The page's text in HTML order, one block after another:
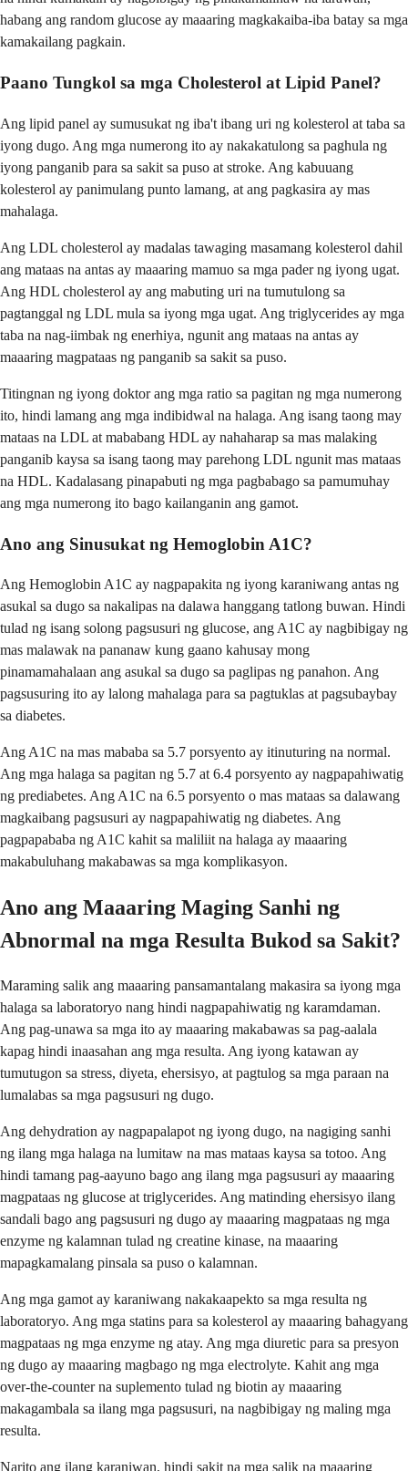
habang ang random glucose ay maaaring magkakaiba-iba batay sa mga
kamakailang pagkain.
Paano Tungkol sa mga Cholesterol at Lipid Panel?
Ang lipid panel ay sumusukat ng iba't ibang uri ng kolesterol at taba sa
iyong dugo. Ang mga numerong ito ay nakakatulong sa paghula ng
iyong panganib para sa sakit sa puso at stroke. Ang kabuuang
kolesterol ay panimulang punto lamang, at ang pagkasira ay mas
mahalaga.
Ang LDL cholesterol ay madalas tawaging masamang kolesterol dahil
ang mataas na antas ay maaaring mamuo sa mga pader ng iyong ugat.
Ang HDL cholesterol ay ang mabuting uri na tumutulong sa
pagtanggal ng LDL mula sa iyong mga ugat. Ang triglycerides ay mga
taba na nag-iimbak ng enerhiya, ngunit ang mataas na antas ay
maaaring magpataas ng panganib sa sakit sa puso.
Titingnan ng iyong doktor ang mga ratio sa pagitan ng mga numerong
ito, hindi lamang ang mga indibidwal na halaga. Ang isang taong may
mataas na LDL at mababang HDL ay nahaharap sa mas malaking
panganib kaysa sa isang taong may parehong LDL ngunit mas mataas
na HDL. Kadalasang pinapabuti ng mga pagbabago sa pamumuhay
ang mga numerong ito bago kailanganin ang gamot.
Ano ang Sinusukat ng Hemoglobin A1C?
Ang Hemoglobin A1C ay nagpapakita ng iyong karaniwang antas ng
asukal sa dugo sa nakalipas na dalawa hanggang tatlong buwan. Hindi
tulad ng isang solong pagsusuri ng glucose, ang A1C ay nagbibigay ng
mas malawak na pananaw kung gaano kahusay mong
pinamamahalaan ang asukal sa dugo sa paglipas ng panahon. Ang
pagsusuring ito ay lalong mahalaga para sa pagtuklas at pagsubaybay
sa diabetes.
Ang A1C na mas mababa sa 5.7 porsyento ay itinuturing na normal.
Ang mga halaga sa pagitan ng 5.7 at 6.4 porsyento ay nagpapahiwatig
ng prediabetes. Ang A1C na 6.5 porsyento o mas mataas sa dalawang
magkaibang pagsusuri ay nagpapahiwatig ng diabetes. Ang
pagpapababa ng A1C kahit sa maliliit na halaga ay maaaring
makabuluhang makabawas sa mga komplikasyon.
Ano ang Maaaring Maging Sanhi ng
Abnormal na mga Resulta Bukod sa Sakit?
Maraming salik ang maaaring pansamantalang makasira sa iyong mga
halaga sa laboratoryo nang hindi nagpapahiwatig ng karamdaman.
Ang pag-unawa sa mga ito ay maaaring makabawas sa pag-aalala
kapag hindi inaasahan ang mga resulta. Ang iyong katawan ay
tumutugon sa stress, diyeta, ehersisyo, at pagtulog sa mga paraan na
lumalabas sa mga pagsusuri ng dugo.
Ang dehydration ay nagpapalapot ng iyong dugo, na nagiging sanhi
ng ilang mga halaga na lumitaw na mas mataas kaysa sa totoo. Ang
hindi tamang pag-aayuno bago ang ilang mga pagsusuri ay maaaring
magpataas ng glucose at triglycerides. Ang matinding ehersisyo ilang
sandali bago ang pagsusuri ng dugo ay maaaring magpataas ng mga
enzyme ng kalamnan tulad ng creatine kinase, na maaaring
mapagkamalang pinsala sa puso o kalamnan.
Ang mga gamot ay karaniwang nakakaapekto sa mga resulta ng
laboratoryo. Ang mga statins para sa kolesterol ay maaaring bahagyang
magpataas ng mga enzyme ng atay. Ang mga diuretic para sa presyon
ng dugo ay maaaring magbago ng mga electrolyte. Kahit ang mga
over-the-counter na suplemento tulad ng biotin ay maaaring
makagambala sa ilang mga pagsusuri, na nagbibigay ng maling mga
resulta.
Narito ang ilang karaniwan, hindi sakit na mga salik na maaaring